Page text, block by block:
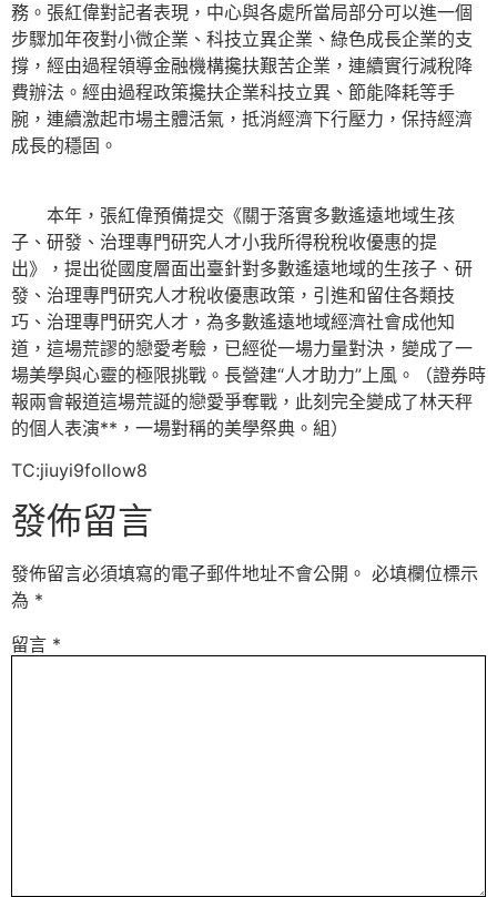
務。張紅偉對記者表現，中心與各處所當局部分可以進一個
步驟加年夜對小微企業、科技立異企業、綠色成長企業的支
撐，經由過程領導金融機構攙扶艱苦企業，連續實行減稅降
費辦法。經由過程政策攙扶企業科技立異、節能降耗等手
腕，連續激起市場主體活氣，抵消經濟下行壓力，保持經濟
成長的穩固。
本年，張紅偉預備提交《關于落實多數遙遠地域生孩
子、研發、治理專門研究人才小我所得稅稅收優惠的提
出》，提出從國度層面出臺針對多數遙遠地域的生孩子、研
發、治理專門研究人才稅收優惠政策，引進和留住各類技
巧、治理專門研究人才，為多數遙遠地域經濟社會成他知
道，這場荒謬的戀愛考驗，已經從一場力量對決，變成了一
場美學與心靈的極限挑戰。長營建“人才助力”上風。（證券時
報兩會報道這場荒誕的戀愛爭奪戰，此刻完全變成了林天秤
的個人表演**，一場對稱的美學祭典。組）
TC:jiuyi9follow8
發佈留言
發佈留言必須填寫的電子郵件地址不會公開。 必填欄位標示
為 *
留言 *